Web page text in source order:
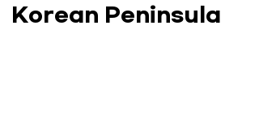
Korean Peninsula